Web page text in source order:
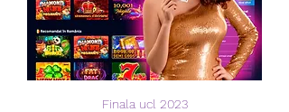
Finala ucl 2023